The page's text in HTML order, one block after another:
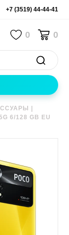
+7 (3519) 44-44-41
0 0
6/128 GB EU